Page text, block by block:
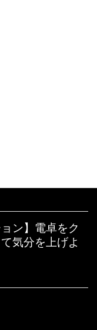
ン】電卓をク
気分を上げよ